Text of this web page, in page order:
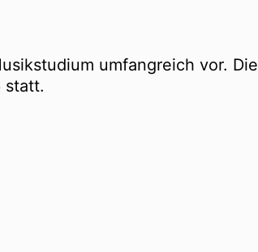
umfangreich vor. Die
statt.